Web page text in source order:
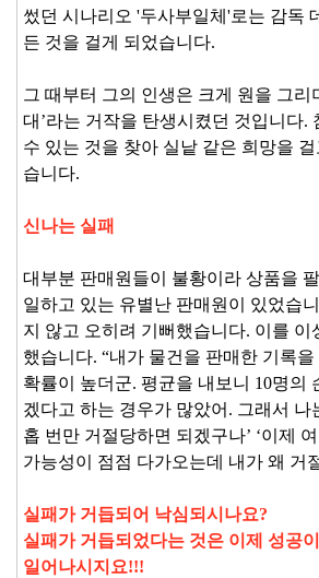
썼던 시나리오 '두사부일체'로는 감독
든 것을 걸게 되었습니다.
그 때부터 그의 인생은 크게 원을 그
대’라는 거작을 탄생시켰던 것입니다
수 있는 것을 찾아 실낱 같은 희망을
습니다.
신나는 실패
대부분 판매원들이 불황이라 상품을
일하고 있는 유별난 판매원이 있었습
지 않고 오히려 기뻐했습니다. 이를
했습니다. “내가 물건을 판매한 기록
확률이 높더군. 평균을 내보니 10명의
겠다고 하는 경우가 많았어. 그래서
홉 번만 거절당하면 되겠구나’ ‘이제
가능성이 점점 다가오는데 내가 왜 거
실패가 거듭되어 낙심되시나요?
실패가 거듭되었다는 것은 이제 성공
일어나시지요!!!